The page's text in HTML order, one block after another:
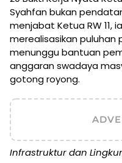
Syahfan bukan
menjabat Ketua RW 11,
merealisasikan
menunggu bantuan
anggaran swadaya
gotong royong.
Infrastruktur dan